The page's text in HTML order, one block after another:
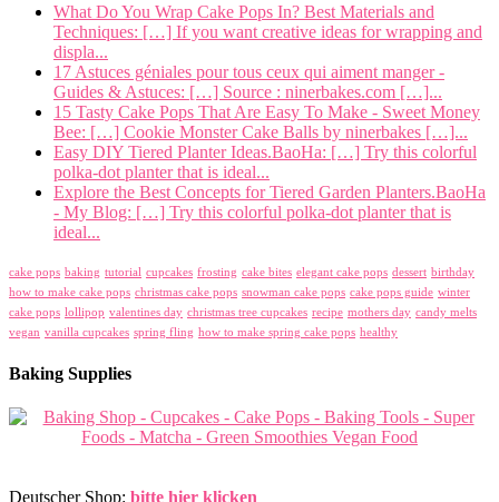
What Do You Wrap Cake Pops In? Best Materials and
Techniques: […] If you want creative ideas for wrapping and
displa...
17 Astuces géniales pour tous ceux qui aiment manger -
Guides & Astuces: […] Source : ninerbakes.com […]...
15 Tasty Cake Pops That Are Easy To Make - Sweet Money
Bee: […] Cookie Monster Cake Balls by ninerbakes […]...
Easy DIY Tiered Planter Ideas.BaoHa: […] Try this colorful
polka-dot planter that is ideal...
Explore the Best Concepts for Tiered Garden Planters.BaoHa
- My Blog: […] Try this colorful polka-dot planter that is
ideal...
cake pops baking tutorial cupcakes frosting cake bites elegant cake pops dessert birthday
how to make cake pops christmas cake pops snowman cake pops cake pops guide winter
cake pops lollipop valentines day christmas tree cupcakes recipe mothers day candy melts
vegan vanilla cupcakes spring fling how to make spring cake pops healthy
Baking Supplies
Deutscher Shop: bitte hier klicken